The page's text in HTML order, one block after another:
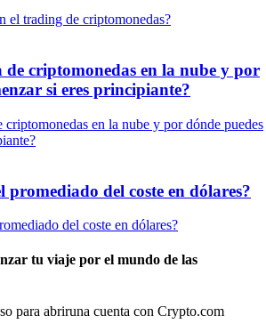
de criptomonedas en la nube y por
si eres principiante?
promediado del coste en dólares?
tu viaje por el mundo de las
para abriruna cuenta con Crypto.com